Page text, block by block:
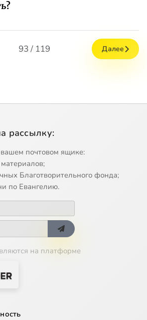
93 / 119 Далее
рассылку:
почтовом ящике:
Благотворительного фонда;
по Евангелию.
на платформе